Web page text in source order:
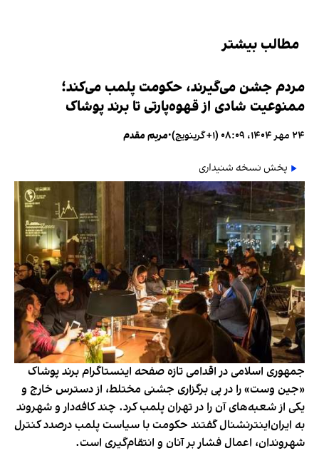
مطالب بیشتر
مردم جشن می‌گیرند، حکومت پلمب می‌کند؛
ممنوعیت شادی از قهوه‌پارتی تا برند پوشاک
۲۴ مهر ۱۴۰۴، ۰۸:۰۹ (‎+۱ گرینویچ) •مریم مقدم
پخش نسخه شنیداری
جمهوری اسلامی در اقدامی تازه صفحه اینستاگرام برند پوشاک
«جین وست» را در پی برگزاری جشنی مختلط، از دسترس خارج و
یکی از شعبه‌های آن را در تهران پلمب کرد. چند کافه‌‌دار و شهروند
به ایران‌اینترنشنال گفتند حکومت با سیاست پلمب درصدد کنترل
شهروندان، اعمال فشار بر آنان و انتقام‌گیری است.